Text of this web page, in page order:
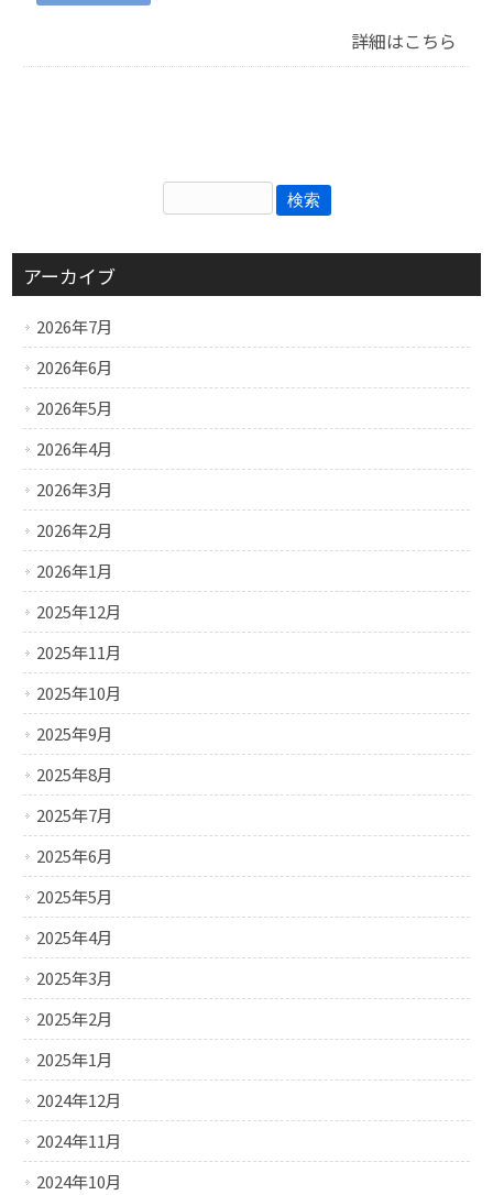
詳細はこちら
アーカイブ
2026年7月
2026年6月
2026年5月
2026年4月
2026年3月
2026年2月
2026年1月
2025年12月
2025年11月
2025年10月
2025年9月
2025年8月
2025年7月
2025年6月
2025年5月
2025年4月
2025年3月
2025年2月
2025年1月
2024年12月
2024年11月
2024年10月